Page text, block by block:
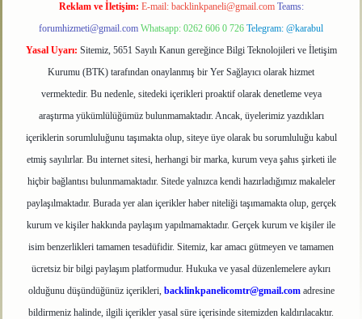
Reklam ve İletişim: E-mail: backlinkpaneli@gmail.com Teams:
forumhizmeti@gmail.com Whatsapp: 0262 606 0 726 Telegram: @karabul
Yasal Uyarı: Sitemiz, 5651 Sayılı Kanun gereğince Bilgi Teknolojileri ve İletişim
Kurumu (BTK) tarafından onaylanmış bir Yer Sağlayıcı olarak hizmet
vermektedir. Bu nedenle, sitedeki içerikleri proaktif olarak denetleme veya
araştırma yükümlülüğümüz bulunmamaktadır. Ancak, üyelerimiz yazdıkları
içeriklerin sorumluluğunu taşımakta olup, siteye üye olarak bu sorumluluğu kabul
etmiş sayılırlar. Bu internet sitesi, herhangi bir marka, kurum veya şahıs şirketi ile
hiçbir bağlantısı bulunmamaktadır. Sitede yalnızca kendi hazırladığımız makaleler
paylaşılmaktadır. Burada yer alan içerikler haber niteliği taşımamakta olup, gerçek
kurum ve kişiler hakkında paylaşım yapılmamaktadır. Gerçek kurum ve kişiler ile
isim benzerlikleri tamamen tesadüfidir. Sitemiz, kar amacı gütmeyen ve tamamen
ücretsiz bir bilgi paylaşım platformudur. Hukuka ve yasal düzenlemelere aykırı
olduğunu düşündüğünüz içerikleri, backlinkpanelicomtr@gmail.comadresine
bildirmeniz halinde, ilgili içerikler yasal süre içerisinde sitemizden kaldırılacaktır.